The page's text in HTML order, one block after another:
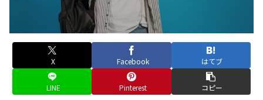
X Facebook はてブ
LINE Pinterest コピー